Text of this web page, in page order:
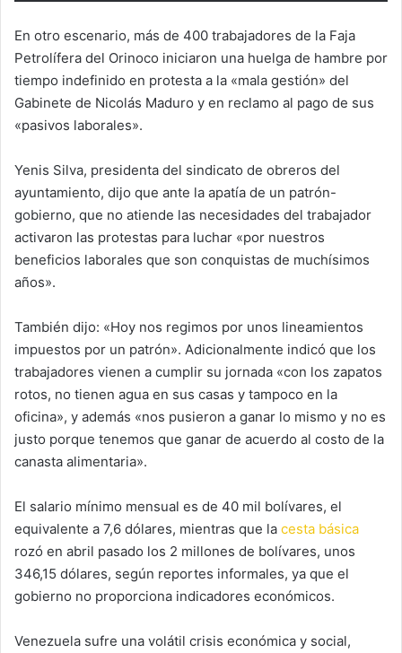
En otro escenario, más de 400 trabajadores de la Faja
Petrolífera del Orinoco iniciaron una huelga de hambre por
tiempo indefinido en protesta a la «mala gestión» del
Gabinete de Nicolás Maduro y en reclamo al pago de sus
«pasivos laborales».
Yenis Silva, presidenta del sindicato de obreros del
ayuntamiento, dijo que ante la apatía de un patrón-
gobierno, que no atiende las necesidades del trabajador
activaron las protestas para luchar «por nuestros
beneficios laborales que son conquistas de muchísimos
años».
También dijo: «Hoy nos regimos por unos lineamientos
impuestos por un patrón». Adicionalmente indicó que los
trabajadores vienen a cumplir su jornada «con los zapatos
rotos, no tienen agua en sus casas y tampoco en la
oficina», y además «nos pusieron a ganar lo mismo y no es
justo porque tenemos que ganar de acuerdo al costo de la
canasta alimentaria».
El salario mínimo mensual es de 40 mil bolívares, el
equivalente a 7,6 dólares, mientras que la cesta básica
rozó en abril pasado los 2 millones de bolívares, unos
346,15 dólares, según reportes informales, ya que el
gobierno no proporciona indicadores económicos.
Venezuela sufre una volátil crisis económica y social,